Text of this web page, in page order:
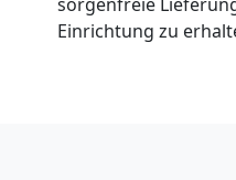
Einrichtung zu